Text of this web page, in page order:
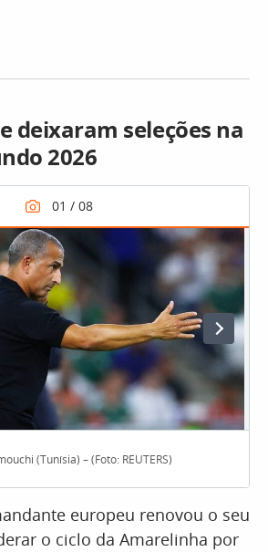
deixaram seleções na
2026
(Tunísia) – (Foto: REUTERS)
europeu renovou o seu
o ciclo da Amarelinha por